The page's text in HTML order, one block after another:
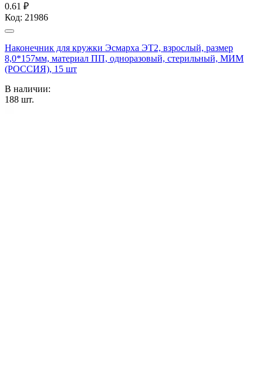
0.61 ₽
Код: 21986
Наконечник для кружки Эсмарха ЭТ2, взрослый, размер
8,0*157мм, материал ПП, одноразовый, стерильный, МИМ
(РОССИЯ), 15 шт
В наличии:
188 шт.